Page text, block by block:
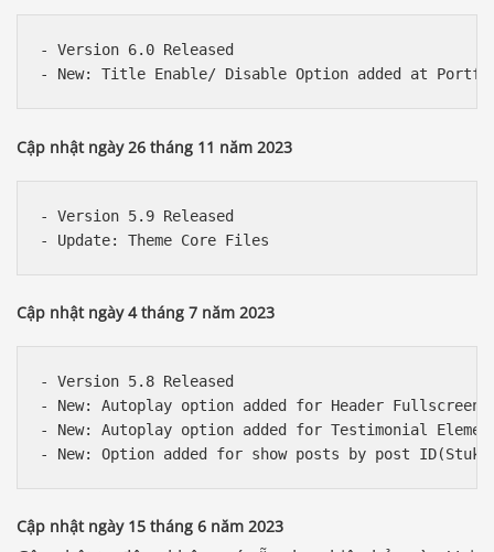
- Version 6.0 Released
Cập nhật ngày 26 tháng 11 năm 2023
- Version 5.9 Released
Cập nhật ngày 4 tháng 7 năm 2023
- Version 5.8 Released
- New: Autoplay option added for Header
- New: Autoplay option added for Testimonial
Cập nhật ngày 15 tháng 6 năm 2023